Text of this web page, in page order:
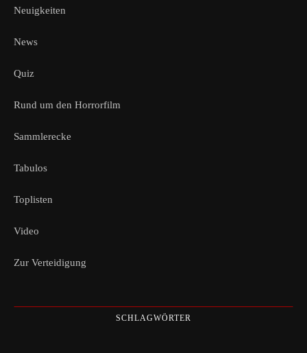
Neuigkeiten
News
Quiz
Rund um den Horrorfilm
Sammlerecke
Tabulos
Toplisten
Video
Zur Verteidigung
SCHLAGWÖRTER